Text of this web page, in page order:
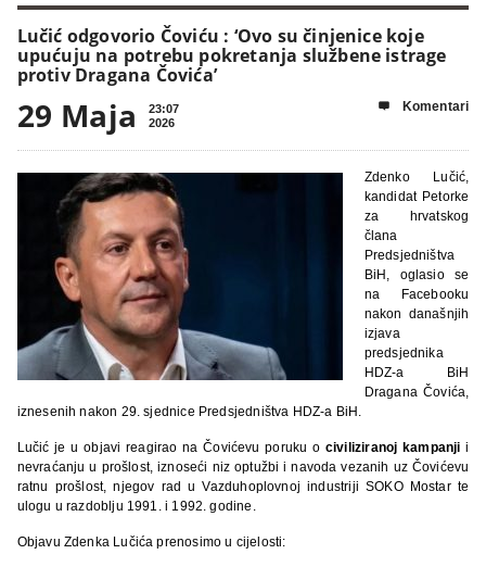
Lučić odgovorio Čoviću : ‘Ovo su činjenice koje
upućuju na potrebu pokretanja službene istrage
protiv Dragana Čovića’
29 Maja
23:07
2026
 Komentari
Zdenko Lučić,
kandidat Petorke
za hrvatskog
člana
Predsjedništva
BiH, oglasio se
na Facebooku
nakon današnjih
izjava
predsjednika
HDZ-a BiH
Dragana Čovića,
iznesenih nakon 29. sjednice Predsjedništva HDZ-a BiH.
Lučić je u objavi reagirao na Čovićevu poruku o civiliziranoj kampanji i
nevraćanju u prošlost, iznoseći niz optužbi i navoda vezanih uz Čovićevu
ratnu prošlost, njegov rad u Vazduhoplovnoj industriji SOKO Mostar te
ulogu u razdoblju 1991. i 1992. godine.
Objavu Zdenka Lučića prenosimo u cijelosti: